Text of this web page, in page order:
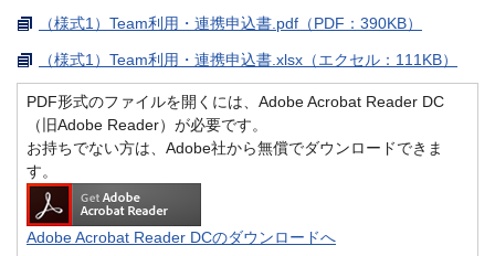
（様式1）Team利用・連携申込書.pdf（PDF：390KB）
（様式1）Team利用・連携申込書.xlsx（エクセル：111KB）
PDF形式のファイルを開くには、Adobe Acrobat Reader DC
（旧Adobe Reader）が必要です。
お持ちでない方は、Adobe社から無償でダウンロードできま
す。
Adobe Acrobat Reader DCのダウンロードへ